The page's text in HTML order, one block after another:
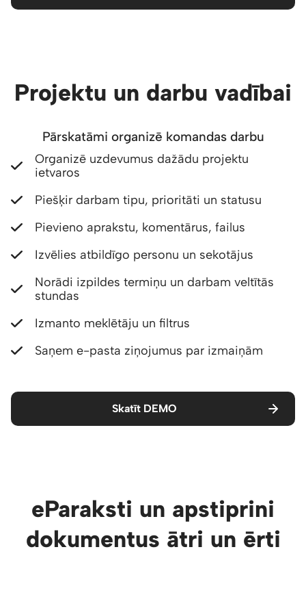
Projektu un darbu vadībai
Organizē uzdevumus dažādu projektu
ietvaros
Piešķir darbam tipu, prioritāti un statusu
Pievieno aprakstu, komentārus, failus
Izvēlies atbildīgo personu un sekotājus
Norādi izpildes termiņu un darbam veltītās
stundas
Izmanto meklētāju un filtrus
Saņem e-pasta ziņojumus par izmaiņām
Skatīt DEMO
Pārskatāmi organizē komandas darbu
eParaksti un apstiprini
dokumentus ātri un ērti